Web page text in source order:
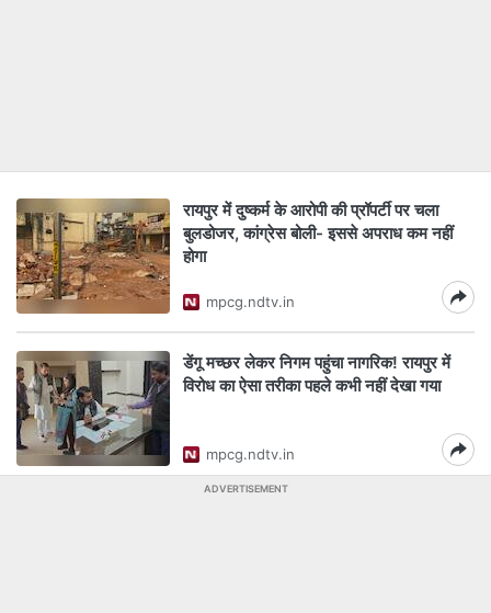
रायपुर में दुष्कर्म के आरोपी की प्रॉपर्टी पर चला
बुलडोजर, कांग्रेस बोली- इससे अपराध कम नहीं
होगा
mpcg.ndtv.in
डेंगू मच्छर लेकर निगम पहुंचा नागरिक! रायपुर में
विरोध का ऐसा तरीका पहले कभी नहीं देखा गया
mpcg.ndtv.in
ADVERTISEMENT